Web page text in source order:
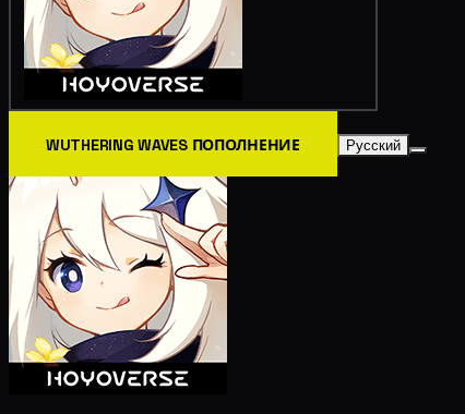
WUTHERING WAVES ПОПОЛНЕНИЕ Русский